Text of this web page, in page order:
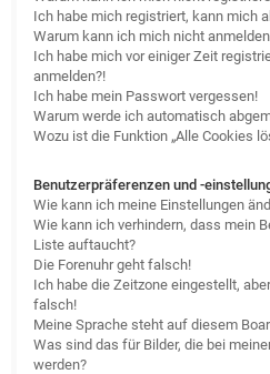
Ich habe mich registriert, kann mich
Warum kann ich mich nicht
Ich habe mich vor einiger Zeit
anmelden?!
Ich habe mein Passwort vergessen!
Warum werde ich automatisch
Wozu ist die Funktion „Alle Cookies
Benutzerpräferenzen und -
Wie kann ich meine Einstellungen
Wie kann ich verhindern, dass mein
Liste auftaucht?
Die Forenuhr geht falsch!
Ich habe die Zeitzone eingestellt,
falsch!
Meine Sprache steht auf diesem
Was sind das für Bilder, die bei
werden?